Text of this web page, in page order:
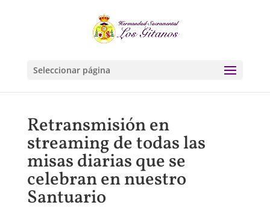
Seleccionar página
Retransmisión en
streaming de todas las
misas diarias que se
celebran en nuestro
Santuario